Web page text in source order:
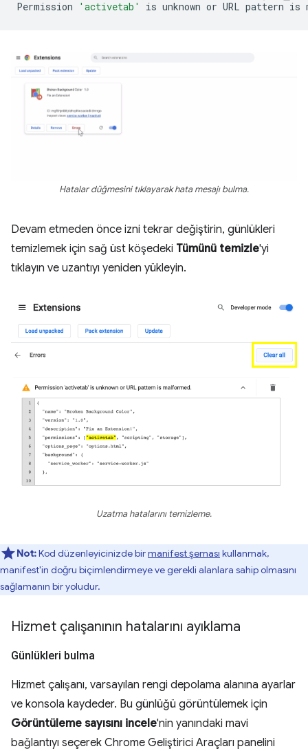
Permission 'activetab' is unknown or URL pattern is
Hatalar düğmesini tıklayarak hata mesajı bulma.
Devam etmeden önce izni tekrar değiştirin, günlükleri
temizlemek için sağ üst köşedeki Tümünü temizle'yi
tıklayın ve uzantıyı yeniden yükleyin.
Uzatma hatalarını temizleme.
Not:Kod düzenleyicinizde birmanifest şeması kullanmak,
manifest'in doğru biçimlendirmeye ve gerekli alanlara sahip olmasını
sağlamanın bir yoludur.
Hizmet çalışanının hatalarını ayıklama
Günlükleri bulma
Hizmet çalışanı, varsayılan rengi depolama alanına ayarlar
ve konsola kaydeder. Bu günlüğü görüntülemek için
Görüntüleme sayısını incele'nin yanındaki mavi
bağlantıyı seçerek Chrome Geliştirici Araçları panelini